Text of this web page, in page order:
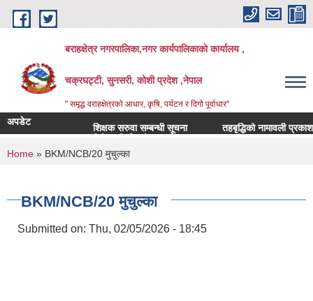
Skip to main content
बराहक्षेत्र नगरपालिका,नगर कार्यपालिकाको कार्यालय ,
चक्रघट्टी, सुनसरी, कोशी प्रदेश ,नेपाल
" समृद्ध वराहक्षेत्रकाे आधार, कृषि, पर्यटन र दिगो पूर्वाधार"
अपडेट
शिक्षक सरुवा सम्बन्धी सूचना
तहबृद्धिको नामावली प्रकाशन
You are here
Home » BKM/NCB/20 मुचुल्का
BKM/NCB/20 मुचुल्का
Submitted on: Thu, 02/05/2026 - 18:45